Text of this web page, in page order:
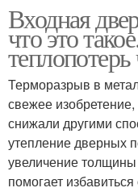
Входная
что это
Терморазрыв в
свежее изобретение,
снижали другими
утепление дверных
увеличение толщины
помогает